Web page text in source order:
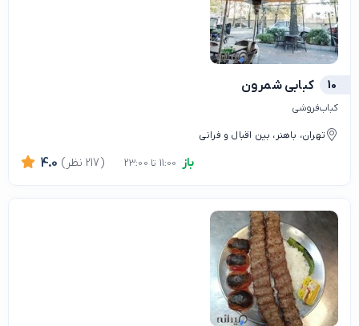
10 کبابی شمرون
کباب‌فروشی
تهران، باهنر، بین اقبال و فرانی
باز 4.0 (217 نظر)